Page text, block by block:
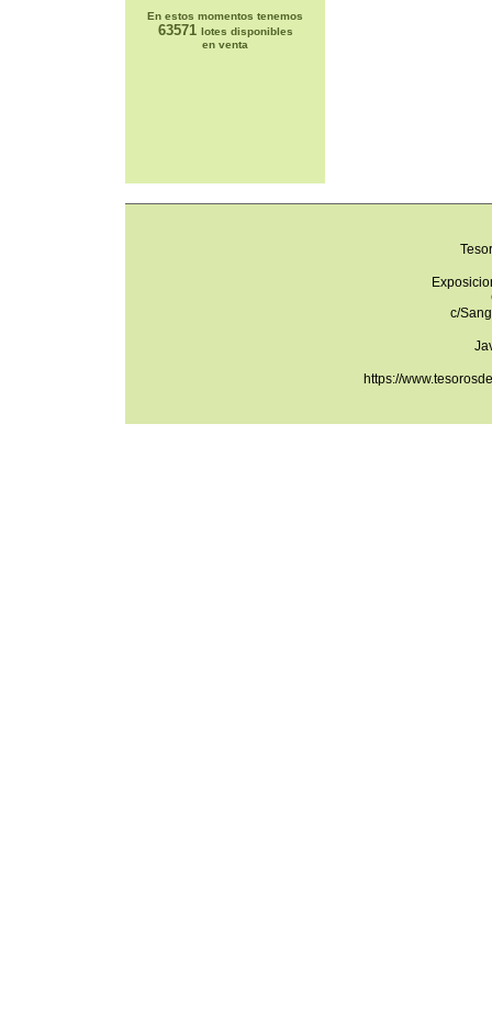
En estos momentos tenemos
63571 lotes disponibles
en venta
c/
https://